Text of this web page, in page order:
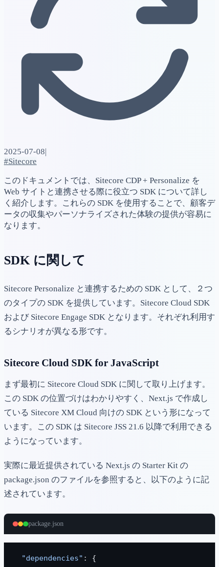
2025-07-08|
#Sitecore
このドキュメントでは、Sitecore CDP + Personalize を
Web サイトと連携させる際に役立つ SDK について詳し
く紹介します。これらの SDK を使用することで、顧客デ
ータの収集やパーソナライズされた体験の提供が容易に
なります。
SDK に関して
Sitecore Personalize と連携するための SDK として、２つ
のタイプの SDK を提供しています。Sitecore Cloud SDK
および Sitecore Engage SDK となります。それぞれ利用す
るシナリオが異なる形です。
Sitecore Cloud SDK for JavaScript
まず最初に Sitecore Cloud SDK に関して取り上げます。
この SDK の位置づけはわかりやすく、Next.js で作成し
ている Sitecore XM Cloud 向けの SDK という形になって
います。この SDK は Sitecore JSS 21.6 以降で利用できる
ようになっています。
実際に最近提供されている Next.js の Starter Kit の
package.json のファイルを参照すると、以下のように記
述されています。
package.json
  "dependencies"
: {